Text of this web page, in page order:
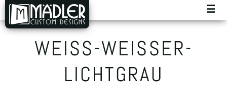
☰
WEISS-WEISSER-LI
CHTGRAU